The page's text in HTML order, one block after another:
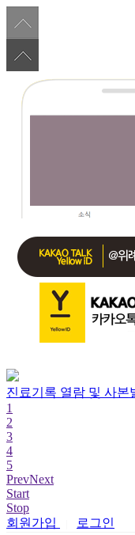
본발급 ..
1
2
3
4
5
PrevNext
Start
Stop
회원가입
로그인